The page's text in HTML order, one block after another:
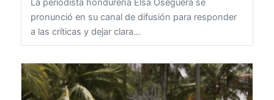
La periodista hondureña Elsa Oseguera se
pronunció en su canal de difusión para responder
a las críticas y dejar clara...